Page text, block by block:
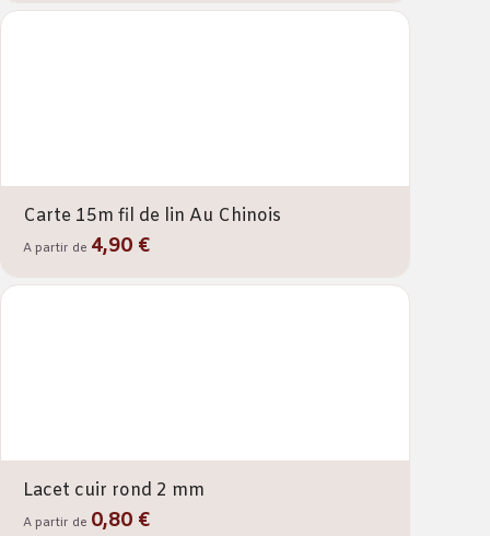
Carte 15m fil de lin Au Chinois
A partir de 4,90 €
Lacet cuir rond 2 mm
A partir de 0,80 €